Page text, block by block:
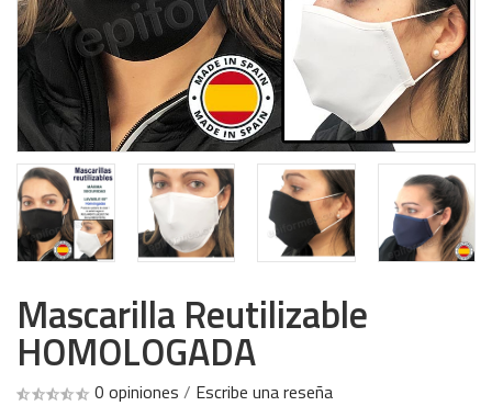
Mascarilla Reutilizable
HOMOLOGADA
0 opiniones / Escribe una reseña